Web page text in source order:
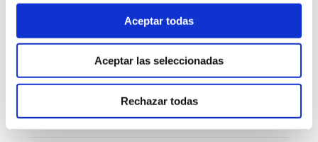
Aceptar todas
Aceptar las seleccionadas
Rechazar todas
Información Paciente(1)
Neurología(11)